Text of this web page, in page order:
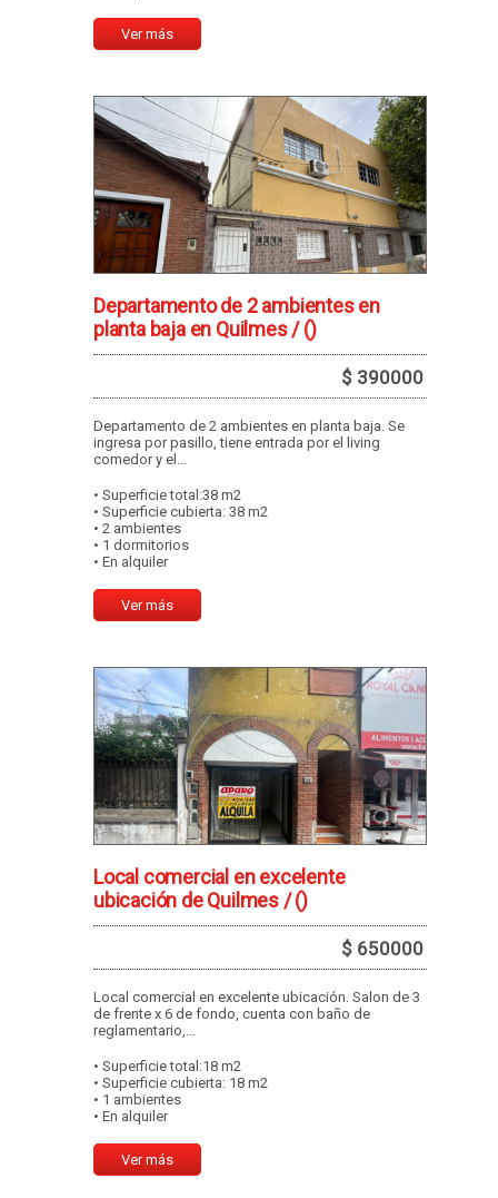
Ver más
Departamento de 2 ambientes en
planta baja en Quilmes /()
$ 390000
Departamento de 2 ambientes en planta baja. Se
ingresa por pasillo, tiene entrada por el living
comedor y el...
• Superficie total:38 m2
• Superficie cubierta: 38 m2
• 2 ambientes
• 1 dormitorios
• En alquiler
Ver más
Local comercial en excelente
ubicación de Quilmes /()
$ 650000
Local comercial en excelente ubicación. Salon de 3
de frente x 6 de fondo, cuenta con baño de
reglamentario,...
• Superficie total:18 m2
• Superficie cubierta: 18 m2
• 1 ambientes
• En alquiler
Ver más